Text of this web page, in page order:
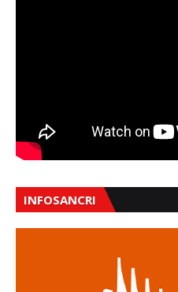
INFOSANCRI